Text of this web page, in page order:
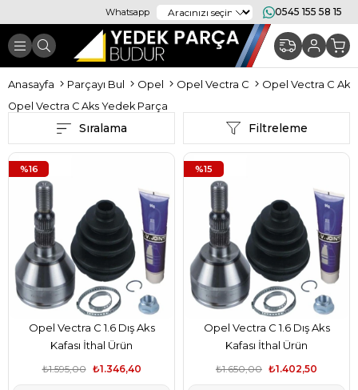
Whatsapp 0545 155 58 15
Anasayfa Parçayı Bul Opel Opel Vectra C Opel Vectra C
Opel Vectra C Aks Yedek Parça
Filtreleme
Sıralama
Opel Vectra C 1.6 Dış Aks
Kafası İthal Ürün
₺1.346,40
₺1.595,00
%16
Opel Vectra C 1.6 Dış Aks
Kafası İthal Ürün
₺1.402,50
₺1.650,00
%15